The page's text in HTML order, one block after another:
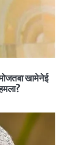
खामेनेई